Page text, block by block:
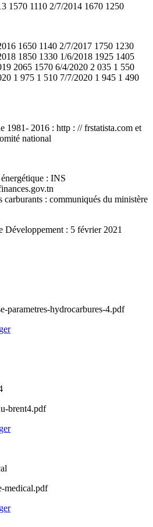
1570 1110 2/7/2014 1670 1250
1650 1140 2/7/2017 1750 1230
1850 1330 1/6/2018 1925 1405
2065 1570 6/4/2020 2 035 1 550
1 975 1 510 7/7/2020 1 945 1 490
1981- 2016 : http : // frstatista.com et
national
: INS
: communiqués du ministère
: 5 février 2021
parametres-hydrocarbures-4.pdf
brent4.pdf
medical.pdf